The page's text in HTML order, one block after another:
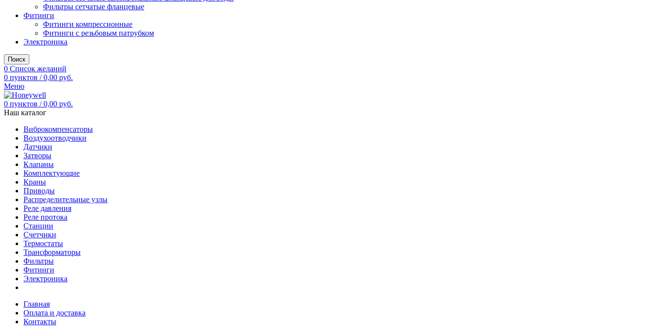
Фильтры сетчатые фланцевые
Фитинги
Фитинги компрессионные
Фитинги с резьбовым патрубком
Электроника
Поиск
0 Список желаний
0 пунктов / 0,00 руб.
Меню
0 пунктов / 0,00 руб.
Наш каталог
Виброкомпенсаторы
Воздухоотводчики
Датчики
Затворы
Клапаны
Комплектующие
Краны
Приводы
Распределительные узлы
Реле давления
Реле протока
Станции
Счетчики
Термостаты
Трансформаторы
Фильтры
Фитинги
Электроника
Главная
Оплата и доставка
Контакты